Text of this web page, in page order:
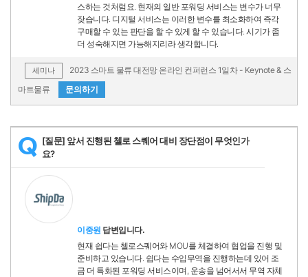
스하는 것처럼요. 현재의 일반 포워딩 서비스는 변수가 너무
잦습니다. 디지털 서비스는 이러한 변수를 최소화하여 즉각
구매할 수 있는 판단을 할 수 있게 할 수 있습니다. 시기가 좀
더 성숙해지면 가능해지리라 생각합니다.
세미나
2023 스마트 물류 대전망 온라인 컨퍼런스 1일차 - Keynote & 스
마트물류
문의하기
Q [질문] 앞서 진행된 첼로 스퀘어 대비 장단점이 무엇인가
요?
이중원 답변입니다.
현재 쉽다는 첼로스퀘어와 MOU를 체결하여 협업을 진행 및
준비하고 있습니다. 쉽다는 수입무역을 진행하는데 있어 조
금 더 특화된 포워딩 서비스이며, 운송을 넘어서서 무역 자체